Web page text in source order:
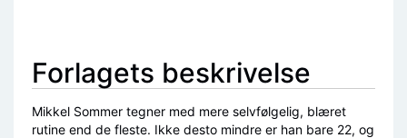
Forlagets beskrivelse
Mikkel Sommer tegner med mere selvfølgelig, blæret
rutine end de fleste. Ikke desto mindre er han bare 22, og